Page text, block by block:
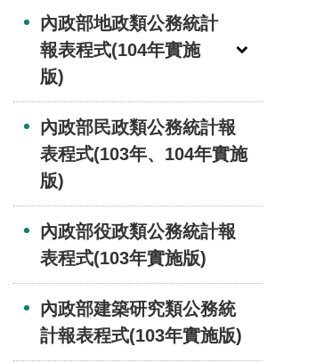
內政部地政類公務統計
報表程式(104年實施
版)
內政部民政類公務統計報
表程式(103年、104年實施
版)
內政部役政類公務統計報
表程式(103年實施版)
內政部建築研究類公務統
計報表程式(103年實施版)